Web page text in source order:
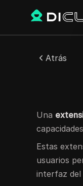
Atrás
Una
Estas
usuarios
interfaz del